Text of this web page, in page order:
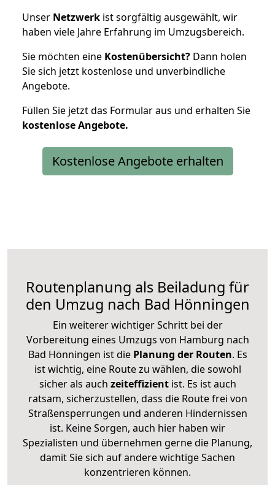
Unser Netzwerk ist sorgfältig ausgewählt, wir
haben viele Jahre Erfahrung im Umzugsbereich.
Sie möchten eine Kostenübersicht? Dann holen
Sie sich jetzt kostenlose und unverbindliche
Angebote.
Füllen Sie jetzt das Formular aus und erhalten Sie
kostenloseAngebote.
Kostenlose Angebote erhalten
Routenplanung als Beiladung für
den Umzug nach Bad Hönningen
Ein weiterer wichtiger Schritt bei der
Vorbereitung eines Umzugs von Hamburg nach
Bad Hönningen ist diePlanung der Routen. Es
ist wichtig, eine Route zu wählen, die sowohl
sicher als auch zeiteffizientist. Es ist auch
ratsam, sicherzustellen, dass die Route frei von
Straßensperrungen und anderen Hindernissen
ist. Keine Sorgen, auch hier haben wir
Spezialisten und übernehmen gerne die Planung,
damit Sie sich auf andere wichtige Sachen
konzentrieren können.